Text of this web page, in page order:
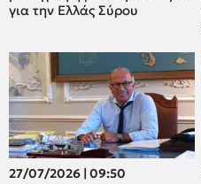
για την Ελλάς Σύρου
27/07/2026 | 09:50